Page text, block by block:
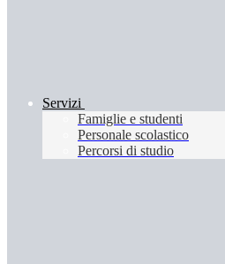
Servizi
Famiglie e studenti
Personale scolastico
Percorsi di studio